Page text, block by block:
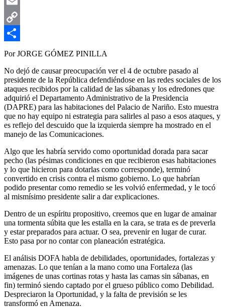
Email
Copy
Link
Compartir
Por JORGE GÓMEZ PINILLA
No dejó de causar preocupación ver el 4 de octubre pasado al
presidente de la República defendiéndose en las redes sociales de los
ataques recibidos por la calidad de las sábanas y los edredones que
adquirió el Departamento Administrativo de la Presidencia
(DAPRE) para las habitaciones del Palacio de Nariño. Esto muestra
que no hay equipo ni estrategia para salirles al paso a esos ataques, y
es reflejo del descuido que la izquierda siempre ha mostrado en el
manejo de las Comunicaciones.
Algo que les habría servido como oportunidad dorada para sacar
pecho (las pésimas condiciones en que recibieron esas habitaciones
y lo que hicieron para dotarlas como corresponde), terminó
convertido en crisis contra el mismo gobierno. Lo que habrían
podido presentar como remedio se les volvió enfermedad, y le tocó
al mismísimo presidente salir a dar explicaciones.
Dentro de un espíritu propositivo, creemos que en lugar de amainar
una tormenta súbita que les estalla en la cara, se trata es de preverla
y estar preparados para actuar. O sea, prevenir en lugar de curar.
Esto pasa por no contar con planeación estratégica.
El análisis DOFA habla de debilidades, oportunidades, fortalezas y
amenazas. Lo que tenían a la mano como una Fortaleza (las
imágenes de unas cortinas rotas y hasta las camas sin sábanas, en
fin) terminó siendo captado por el grueso público como Debilidad.
Despreciaron la Oportunidad, y la falta de previsión se les
transformó en Amenaza.